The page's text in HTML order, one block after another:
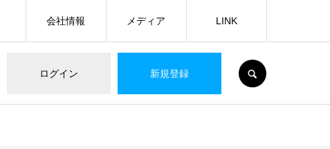
ログイン 新規登録
会社情報 メディア LINK